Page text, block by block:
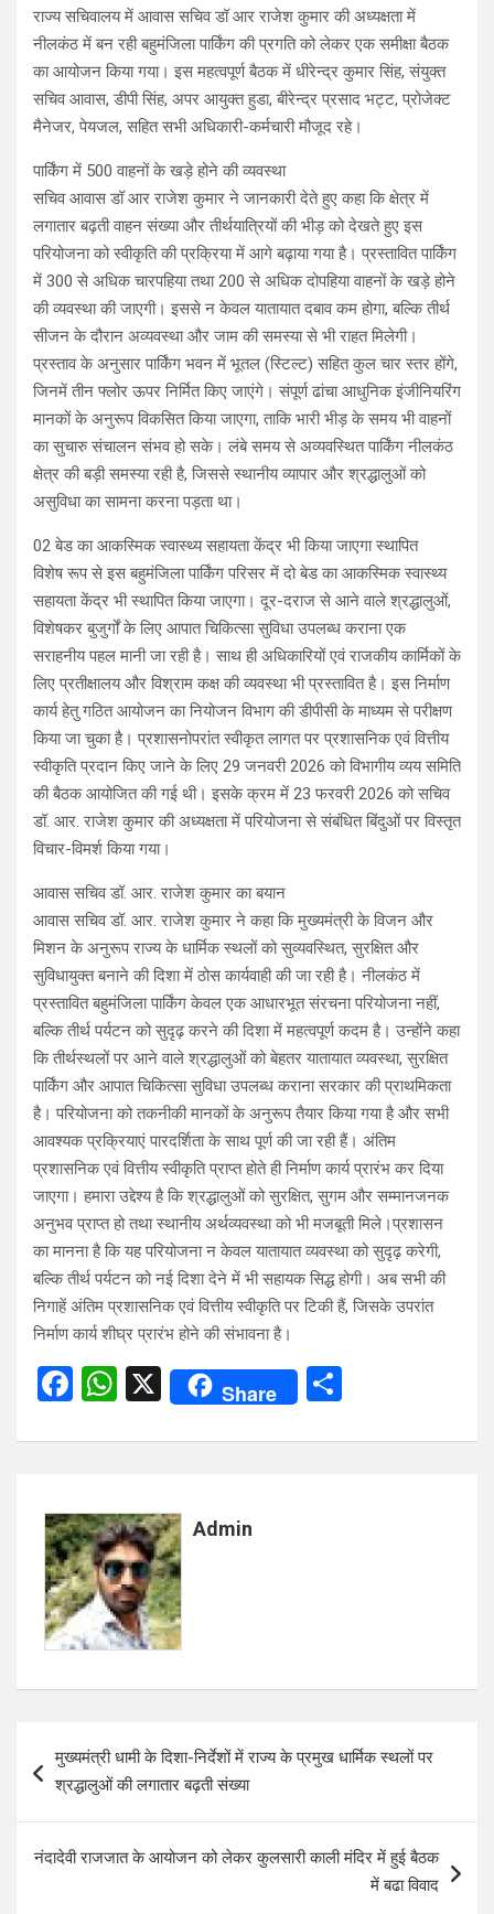
राज्य सचिवालय में आवास सचिव डॉ आर राजेश कुमार की अध्यक्षता में
नीलकंठ में बन रही बहुमंजिला पार्किंग की प्रगति को लेकर एक समीक्षा बैठक
का आयोजन किया गया। इस महत्वपूर्ण बैठक में धीरेन्द्र कुमार सिंह, संयुक्त
सचिव आवास, डीपी सिंह, अपर आयुक्त हुडा, बीरेन्द्र प्रसाद भट्ट, प्रोजेक्ट
मैनेजर, पेयजल, सहित सभी अधिकारी-कर्मचारी मौजूद रहे।
पार्किंग में 500 वाहनों के खड़े होने की व्यवस्था
सचिव आवास डॉ आर राजेश कुमार ने जानकारी देते हुए कहा कि क्षेत्र में
लगातार बढ़ती वाहन संख्या और तीर्थयात्रियों की भीड़ को देखते हुए इस
परियोजना को स्वीकृति की प्रक्रिया में आगे बढ़ाया गया है। प्रस्तावित पार्किंग
में 300 से अधिक चारपहिया तथा 200 से अधिक दोपहिया वाहनों के खड़े होने
की व्यवस्था की जाएगी। इससे न केवल यातायात दबाव कम होगा, बल्कि तीर्थ
सीजन के दौरान अव्यवस्था और जाम की समस्या से भी राहत मिलेगी।
प्रस्ताव के अनुसार पार्किंग भवन में भूतल (स्टिल्ट) सहित कुल चार स्तर होंगे,
जिनमें तीन फ्लोर ऊपर निर्मित किए जाएंगे। संपूर्ण ढांचा आधुनिक इंजीनियरिंग
मानकों के अनुरूप विकसित किया जाएगा, ताकि भारी भीड़ के समय भी वाहनों
का सुचारु संचालन संभव हो सके। लंबे समय से अव्यवस्थित पार्किंग नीलकंठ
क्षेत्र की बड़ी समस्या रही है, जिससे स्थानीय व्यापार और श्रद्धालुओं को
असुविधा का सामना करना पड़ता था।
02 बेड का आकस्मिक स्वास्थ्य सहायता केंद्र भी किया जाएगा स्थापित
विशेष रूप से इस बहुमंजिला पार्किंग परिसर में दो बेड का आकस्मिक स्वास्थ्य
सहायता केंद्र भी स्थापित किया जाएगा। दूर-दराज से आने वाले श्रद्धालुओं,
विशेषकर बुजुर्गों के लिए आपात चिकित्सा सुविधा उपलब्ध कराना एक
सराहनीय पहल मानी जा रही है। साथ ही अधिकारियों एवं राजकीय कार्मिकों के
लिए प्रतीक्षालय और विश्राम कक्ष की व्यवस्था भी प्रस्तावित है। इस निर्माण
कार्य हेतु गठित आयोजन का नियोजन विभाग की डीपीसी के माध्यम से परीक्षण
किया जा चुका है। प्रशासनोपरांत स्वीकृत लागत पर प्रशासनिक एवं वित्तीय
स्वीकृति प्रदान किए जाने के लिए 29 जनवरी 2026 को विभागीय व्यय समिति
की बैठक आयोजित की गई थी। इसके क्रम में 23 फरवरी 2026 को सचिव
डॉ. आर. राजेश कुमार की अध्यक्षता में परियोजना से संबंधित बिंदुओं पर विस्तृत
विचार-विमर्श किया गया।
आवास सचिव डॉ. आर. राजेश कुमार का बयान
आवास सचिव डॉ. आर. राजेश कुमार ने कहा कि मुख्यमंत्री के विजन और
मिशन के अनुरूप राज्य के धार्मिक स्थलों को सुव्यवस्थित, सुरक्षित और
सुविधायुक्त बनाने की दिशा में ठोस कार्यवाही की जा रही है। नीलकंठ में
प्रस्तावित बहुमंजिला पार्किंग केवल एक आधारभूत संरचना परियोजना नहीं,
बल्कि तीर्थ पर्यटन को सुदृढ़ करने की दिशा में महत्वपूर्ण कदम है। उन्होंने कहा
कि तीर्थस्थलों पर आने वाले श्रद्धालुओं को बेहतर यातायात व्यवस्था, सुरक्षित
पार्किंग और आपात चिकित्सा सुविधा उपलब्ध कराना सरकार की प्राथमिकता
है। परियोजना को तकनीकी मानकों के अनुरूप तैयार किया गया है और सभी
आवश्यक प्रक्रियाएं पारदर्शिता के साथ पूर्ण की जा रही हैं। अंतिम
प्रशासनिक एवं वित्तीय स्वीकृति प्राप्त होते ही निर्माण कार्य प्रारंभ कर दिया
जाएगा। हमारा उद्देश्य है कि श्रद्धालुओं को सुरक्षित, सुगम और सम्मानजनक
अनुभव प्राप्त हो तथा स्थानीय अर्थव्यवस्था को भी मजबूती मिले।प्रशासन
का मानना है कि यह परियोजना न केवल यातायात व्यवस्था को सुदृढ़ करेगी,
बल्कि तीर्थ पर्यटन को नई दिशा देने में भी सहायक सिद्ध होगी। अब सभी की
निगाहें अंतिम प्रशासनिक एवं वित्तीय स्वीकृति पर टिकी हैं, जिसके उपरांत
निर्माण कार्य शीघ्र प्रारंभ होने की संभावना है।
F
ce
o
o
k
W
at
A
p
p
X Share
ar
Admin
navigation
मुख्यमंत्री धामी के दिशा-निर्देशों में राज्य के प्रमुख धार्मिक स्थलों पर
श्रद्धालुओं की लगातार बढ़ती संख्या
नंदादेवी राजजात के आयोजन को लेकर कुलसारी काली मंदिर में हुई बैठक
में बढा विवाद